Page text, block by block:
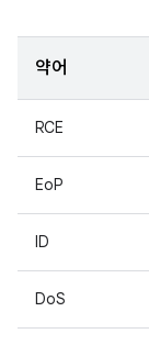
약어
RCE
EoP
ID
DoS